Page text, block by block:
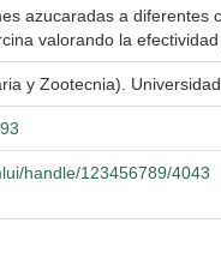
azucaradas a
valorando la
y Zootecnia).
handle/123456789/4043